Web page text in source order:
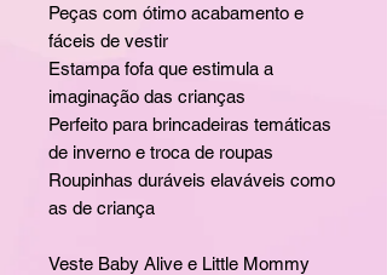
Peças com ótimo acabamento e
fáceis de vestir
Estampa fofa que estimula a
imaginação das crianças
Perfeito para brincadeiras temáticas
de inverno e troca de roupas
Roupinhas duráveis elaváveis como
as de criança
Veste Baby Alive e Little Mommy